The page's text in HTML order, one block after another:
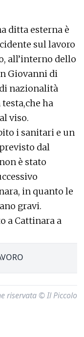
ditta esterna è
sul lavoro
all’interno dello
Giovanni di
nazionalità
ha
viso.
i sanitari e un
dal
è stato
in quanto le
gravi.
a Cattinara a
riservata © Il Piccolo